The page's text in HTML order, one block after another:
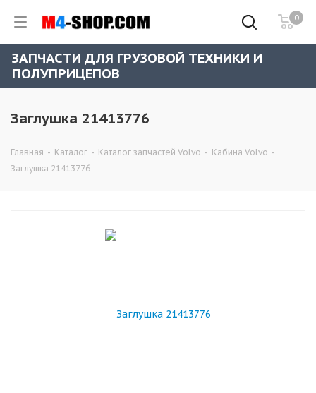
0
ЗАПЧАСТИ ДЛЯ ГРУЗОВОЙ ТЕХНИКИ И
ПОЛУПРИЦЕПОВ
Заглушка 21413776
Главная - Каталог - Каталог запчастей Volvo - Кабина Volvo -
Заглушка 21413776